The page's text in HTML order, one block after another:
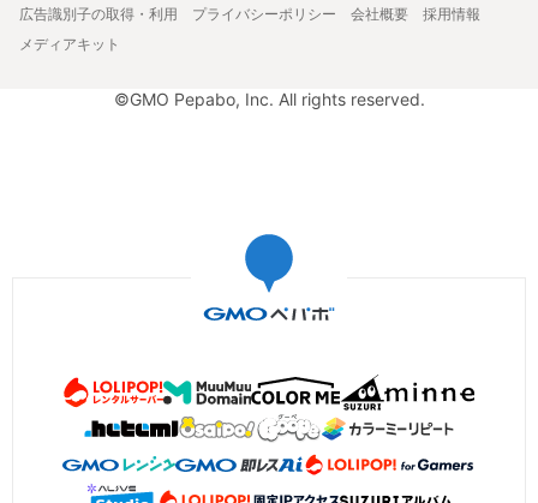
広告識別子の取得・利用
プライバシーポリシー 会社概要
採用情報
メディアキット
©GMO Pepabo, Inc. All rights reserved.